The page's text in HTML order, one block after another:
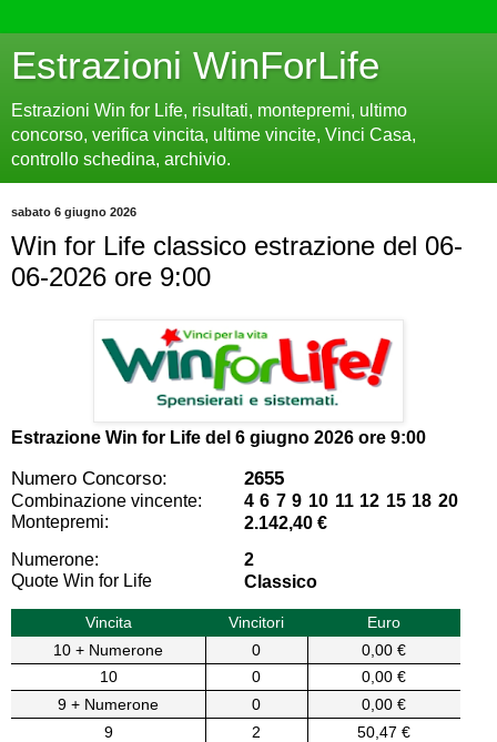
Estrazioni WinForLife
Estrazioni Win for Life, risultati, montepremi, ultimo
concorso, verifica vincita, ultime vincite, Vinci Casa,
controllo schedina, archivio.
sabato 6 giugno 2026
Win for Life classico estrazione del 06-
06-2026 ore 9:00
Estrazione Win for Life del 6 giugno 2026 ore 9:00
Numero Concorso: 2655
Combinazione vincente:
4 6 7 9 10 11 12 15 18 20
Montepremi:
2.142,40 €
Numerone:
2
Quote Win for Life
Classico
Vincita Vincitori
Euro
10 + Numerone
0
0,00 €
10
0
0,00 €
9 + Numerone
0
0,00 €
9
2
50,47 €